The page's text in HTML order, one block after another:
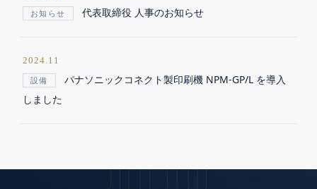
お知らせ 代表取締役 人事のお知らせ
2024.11
設備
パナソニックコネクト製印刷機 NPM-GP/L を導入
しました